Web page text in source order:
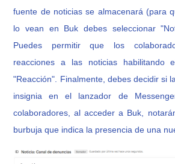
fuente de noticias se almacenará (para
lo vean en Buk debes seleccionar
Puedes permitir que los
reacciones a las noticias habilitando
"Reacción". Finalmente, debes decidir si
insignia en el lanzador de
colaboradores, al acceder a Buk,
burbuja que indica la presencia de una